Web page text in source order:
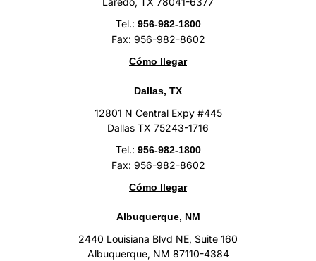
Tel.: 956-982-1800
Fax: 956-982-8602
Cómo llegar
Dallas, TX
12801 N Central Expy #445
Dallas TX 75243-1716
Tel.: 956-982-1800
Fax: 956-982-8602
Cómo llegar
Albuquerque, NM
2440 Louisiana Blvd NE, Suite 160
Albuquerque, NM 87110-4384